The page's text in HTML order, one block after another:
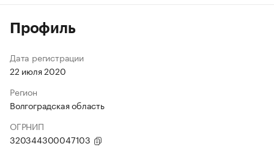
Профиль
Дата регистрации
22 июля 2020
Регион
Волгоградская область
ОГРНИП
320344300047103